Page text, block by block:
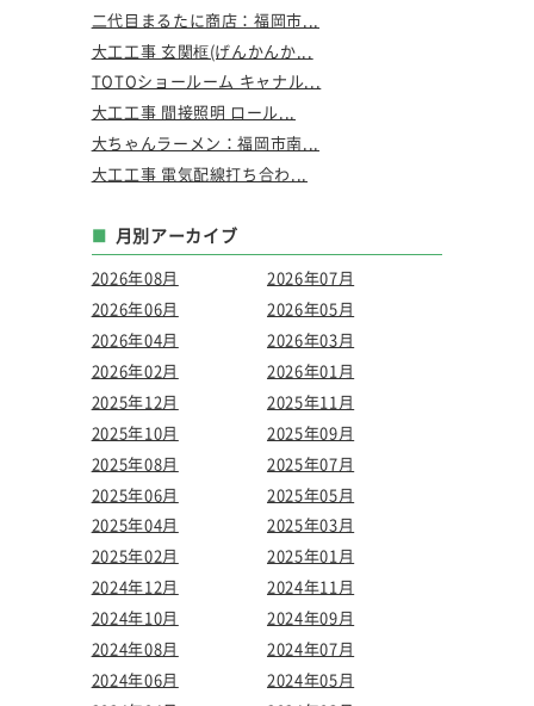
二代目まるたに商店：福岡市...
大工工事 玄関框(げんかんか...
TOTOショールーム キャナル...
大工工事 間接照明 ロール...
大ちゃんラーメン：福岡市南...
大工工事 電気配線打ち合わ...
月別アーカイブ
2026年08月
2026年07月
2026年06月
2026年05月
2026年04月
2026年03月
2026年02月
2026年01月
2025年12月
2025年11月
2025年10月
2025年09月
2025年08月
2025年07月
2025年06月
2025年05月
2025年04月
2025年03月
2025年02月
2025年01月
2024年12月
2024年11月
2024年10月
2024年09月
2024年08月
2024年07月
2024年06月
2024年05月